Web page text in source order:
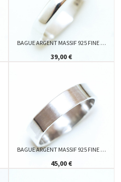
BAGUE ARGENT MASSIF 925 FINE …
39,00 €
BAGUE ARGENT MASSIF 925 FINE …
45,00 €